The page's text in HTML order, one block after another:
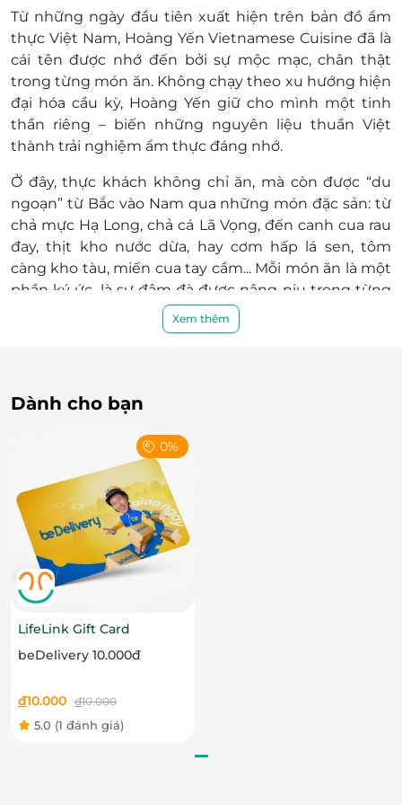
Từ những ngày đầu tiên xuất hiện trên bản đồ ẩm
thực Việt Nam, Hoàng Yến Vietnamese Cuisine đã là
cái tên được nhớ đến bởi sự mộc mạc, chân thật
trong từng món ăn. Không chạy theo xu hướng hiện
đại hóa cầu kỳ, Hoàng Yến giữ cho mình một tinh
thần riêng – biến những nguyên liệu thuần Việt
thành trải nghiệm ẩm thực đáng nhớ.
Ở đây, thực khách không chỉ ăn, mà còn được “du
ngoạn” từ Bắc vào Nam qua những món đặc sản: từ
chả mực Hạ Long, chả cá Lã Vọng, đến canh cua rau
đay, thịt kho nước dừa, hay cơm hấp lá sen, tôm
càng kho tàu, miến cua tay cầm... Mỗi món ăn là một
phần ký ức, là sự đậm đà được nâng niu trong từng
công thức, từng câu chuyện của người sáng lập.
Xem thêm
Dành cho bạn
0%
LifeLink Gift Card
beDelivery 10.000đ
đ10.000 đ10.000
5.0 (1 đánh giá)